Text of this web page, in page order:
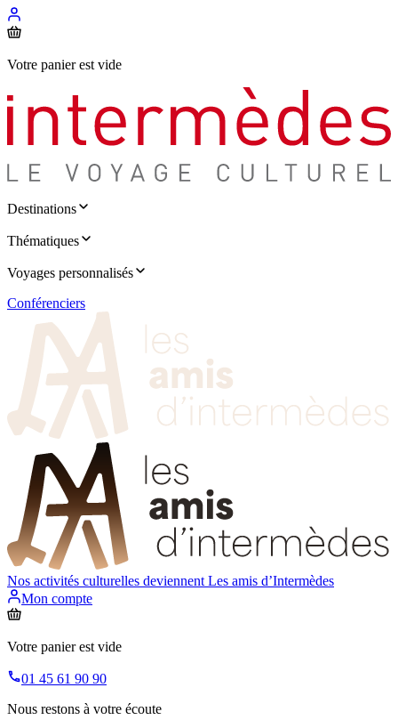
Votre panier est vide
Destinations
Thématiques
Voyages personnalisés
Conférenciers
Nos activités culturelles deviennent Les amis d’Intermèdes
Mon compte
Votre panier est vide
01 45 61 90 90
Nous restons à votre écoute